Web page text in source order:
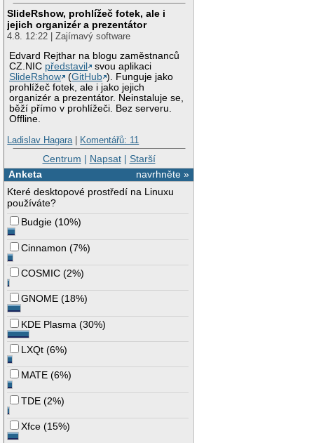
SlideRshow, prohlížeč fotek, ale i
jejich organizér a prezentátor
4.8. 12:22 | Zajímavý software
Edvard Rejthar na blogu zaměstnanců
CZ.NIC představil
svou aplikaci
SlideRshow
(GitHub ). Funguje jako
prohlížeč fotek, ale i jako jejich
organizér a prezentátor. Neinstaluje se,
běží přímo v prohlížeči. Bez serveru.
Offline.
Ladislav Hagara| Komentářů: 11
Centrum | Napsat| Starší
navrhněte »
Anketa
Které desktopové prostředí na Linuxu
používáte?
Budgie (10%)
Cinnamon (7%)
COSMIC (2%)
GNOME (18%)
KDE Plasma (30%)
LXQt (6%)
MATE (6%)
TDE (2%)
Xfce (15%)